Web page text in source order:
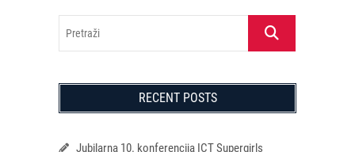
Pretraži
RECENT POSTS
Jubilarna 10. konferencija ICT Supergirls